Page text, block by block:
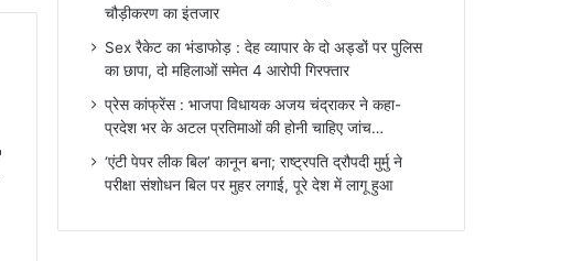
चौड़ीकरण का इंतजार
Sex रैकेट का भंडाफोड़ : देह व्यापार के दो अड्डों पर पुलिस
का छापा, दो महिलाओं समेत 4 आरोपी गिरफ्तार
प्रेस कांफ्रेंस : भाजपा विधायक अजय चंद्राकर ने कहा-
प्रदेश भर के अटल प्रतिमाओं की होनी चाहिए जांच…
‘एंटी पेपर लीक बिल’ कानून बना; राष्ट्रपति द्रौपदी मुर्मु ने
परीक्षा संशोधन बिल पर मुहर लगाई, पूरे देश में लागू हुआ